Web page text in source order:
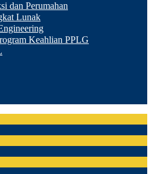
dan Perumahan
Lunak
Keahlian PPLG